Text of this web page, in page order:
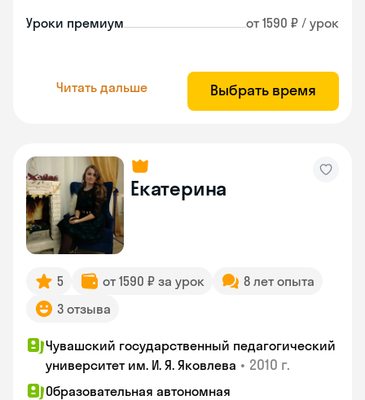
Уроки премиум от 1590 ₽ / урок
Читать дальше Выбрать время
Екатерина
5 от 1590 ₽ за урок
8 лет опыта
3 отзыва
Чувашский государственный педагогический
университет им. И. Я. Яковлева • 2010 г.
Образовательная автономная